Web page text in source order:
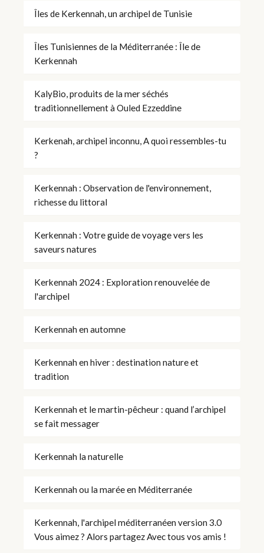
Îles de Kerkennah, un archipel de Tunisie
Îles Tunisiennes de la Méditerranée : Île de
Kerkennah
KalyBio, produits de la mer séchés
traditionnellement à Ouled Ezzeddine
Kerkenah, archipel inconnu, A quoi ressembles-tu
?
Kerkennah : Observation de l'environnement,
richesse du littoral
Kerkennah : Votre guide de voyage vers les
saveurs natures
Kerkennah 2024 : Exploration renouvelée de
l'archipel
Kerkennah en automne
Kerkennah en hiver : destination nature et
tradition
Kerkennah et le martin-pêcheur : quand l’archipel
se fait messager
Kerkennah la naturelle
Kerkennah ou la marée en Méditerranée
Kerkennah, l'archipel méditerranéen version 3.0
Vous aimez ? Alors partagez Avec tous vos amis !